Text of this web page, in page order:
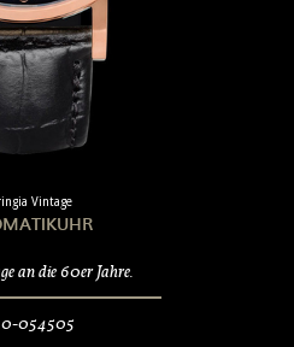
Vintage
an die 60er Jahre.
054505